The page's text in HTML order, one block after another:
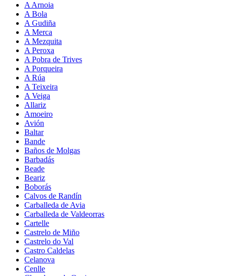
A Arnoia
A Bola
A Gudiña
A Merca
A Mezquita
A Peroxa
A Pobra de Trives
A Porqueira
A Rúa
A Teixeira
A Veiga
Allariz
Amoeiro
Avión
Baltar
Bande
Baños de Molgas
Barbadás
Beade
Beariz
Boborás
Calvos de Randín
Carballeda de Avia
Carballeda de Valdeorras
Cartelle
Castrelo de Miño
Castrelo do Val
Castro Caldelas
Celanova
Cenlle